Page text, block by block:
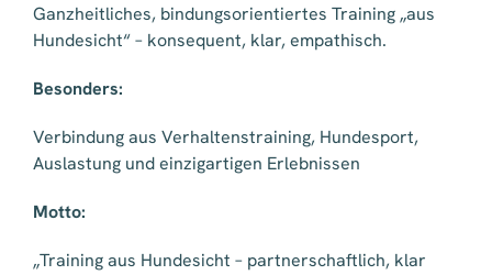
Ganzheitliches, bindungsorientiertes Training „aus
Hundesicht“ – konsequent, klar, empathisch.
Besonders:
Verbindung aus Verhaltenstraining, Hundesport,
Auslastung und einzigartigen Erlebnissen
Motto:
„Training aus Hundesicht – partnerschaftlich, klar